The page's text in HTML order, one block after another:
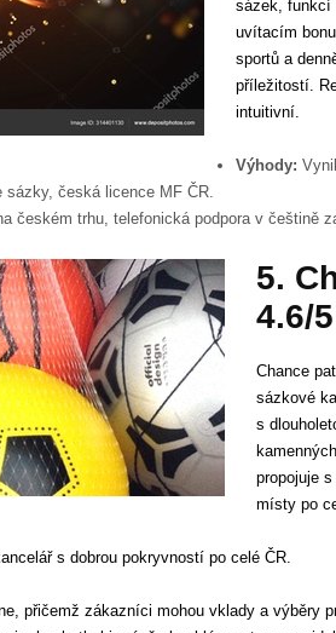
sázek, funkcí
uvítacím
sportů a
příležitostí.
intuitivní.
Výhody:
sázky, česká licence MF ČR.
českém trhu, telefonická podpora v češtině
5.
4.6/5
Chance
sázkové
s
propojuje
místy po
s dobrou pokryvností po celé ČR.
přičemž zákazníci mohou vklady a výběry